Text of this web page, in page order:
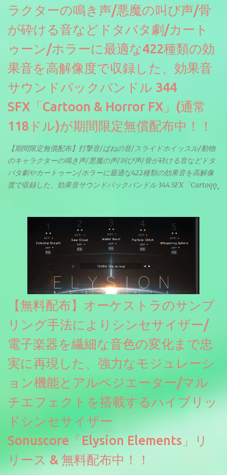
ラクターの鳴き声/悪魔の叫び声/骨
が砕ける音などドタバタ劇/カート
ゥーン/ホラーに最適な422種類の効
果音を高解像度で収録した、効果音
サウンドパックバンドル 344
SFX「Cartoon & Horror FX」(通常
118ドル)が期間限定無償配布中！！
【期間限定無償配布】打撃音/ばねの音/スライドホイッスル/動物
のキャラクターの鳴き声/悪魔の声/叫び声/骨が砕ける音などドタ
バタ劇やカートゥーン/ホラーに最適な422種類の効果音を高解像
度で収録した、効果音サウンドパックバンドル 344 SFX「Cartoon
【無料配布】オーケストラのサンプ
リング手法によりシンセサイザー/
電子楽器を繊細な音色の変化まで忠
実に再現した、強力なモジュレーシ
ョン機能とアルペジエーター/マル
チエフェクトを搭載するハイブリッ
ドシンセサイザー
Sonuscore「Elysion Elements」リ
リース & 無料配布中！！